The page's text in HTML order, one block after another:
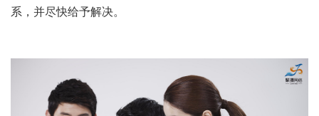
系，并尽快给予解决。